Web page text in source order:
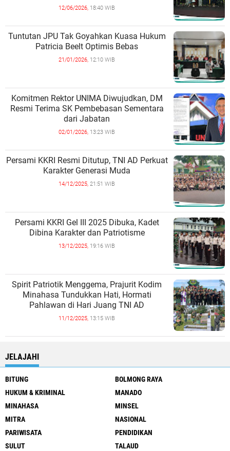
12/06/2026, 18:40 WIB
Tuntutan JPU Tak Goyahkan Kuasa Hukum
Patricia Beelt Optimis Bebas
21/01/2026, 12:10 WIB
Komitmen Rektor UNIMA Diwujudkan, DM
Resmi Terima SK Pembebasan Sementara
dari Jabatan
02/01/2026, 13:23 WIB
Persami KKRI Resmi Ditutup, TNI AD Perkuat
Karakter Generasi Muda
14/12/2025, 21:51 WIB
Persami KKRI Gel III 2025 Dibuka, Kadet
Dibina Karakter dan Patriotisme
13/12/2025, 19:16 WIB
Spirit Patriotik Menggema, Prajurit Kodim
Minahasa Tundukkan Hati, Hormati
Pahlawan di Hari Juang TNI AD
11/12/2025, 13:15 WIB
JELAJAHI
BITUNG
BOLMONG RAYA
HUKUM & KRIMINAL
MANADO
MINAHASA
MINSEL
MITRA
NASIONAL
PARIWISATA
PENDIDIKAN
SULUT
TALAUD